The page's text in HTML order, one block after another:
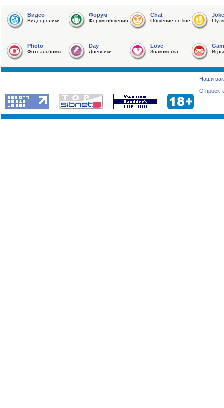
Видео
Видеоролики
Форум
Форум общения
Chat
Общение on-line
Joke
Photo
Фотоальбомы
Day
Дневники
Love
Знакомства Игры
Наши
О